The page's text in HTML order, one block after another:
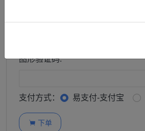
订单查询密码:
图形验证码:
支付方式： 易支付-支付宝
 下单